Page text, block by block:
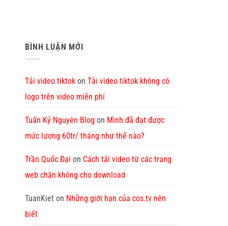
BÌNH LUẬN MỚI
Tải video tiktok onTải video tiktok không có
logo trên video miễn phí
Tuấn Kỷ Nguyên Blog on Mình đã đạt được
mức lương 60tr/ tháng như thế nào?
Trần Quốc Đại on Cách tải video từ các trang
web chặn không cho download
TuanKiet on Những giới hạn của cos.tv nên
biết